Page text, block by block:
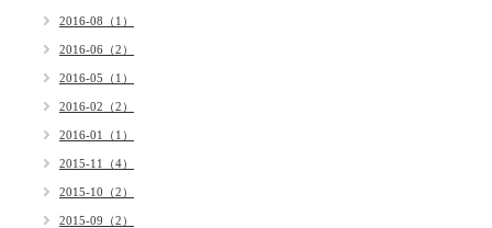
2016-08（1）
2016-06（2）
2016-05（1）
2016-02（2）
2016-01（1）
2015-11（4）
2015-10（2）
2015-09（2）